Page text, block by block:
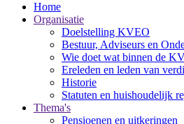
Home
Organisatie
Doelstelling KVEO
Bestuur, Adviseurs en
Wie doet wat binnen de
Ereleden en leden van
Historie
Statuten en huishoudelijk
Thema's
Pensioenen en uitkeringen